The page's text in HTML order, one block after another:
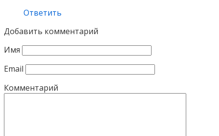
Ответить
Добавить комментарий
Имя
Email
Комментарий